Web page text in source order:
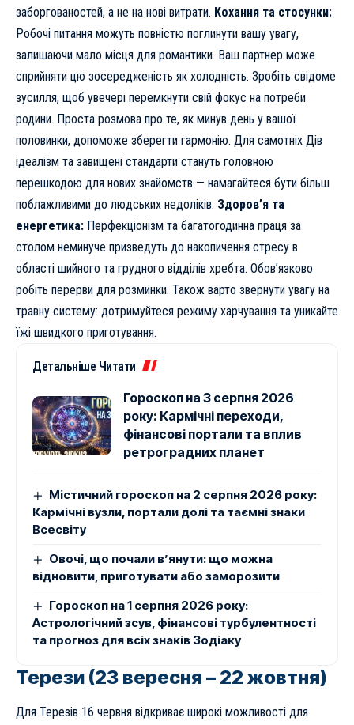
заборгованостей, а не на нові витрати. Кохання та стосунки:
Робочі питання можуть повністю поглинути вашу увагу,
залишаючи мало місця для романтики. Ваш партнер може
сприйняти цю зосередженість як холодність. Зробіть свідоме
зусилля, щоб увечері перемкнути свій фокус на потреби
родини. Проста розмова про те, як минув день у вашої
половинки, допоможе зберегти гармонію. Для самотніх Дів
ідеалізм та завищені стандарти стануть головною
перешкодою для нових знайомств — намагайтеся бути більш
поблажливими до людських недоліків. Здоров’я та
енергетика: Перфекціонізм та багатогодинна праця за
столом неминуче призведуть до накопичення стресу в
області шийного та грудного відділів хребта. Обов’язково
робіть перерви для розминки. Також варто звернути увагу на
травну систему: дотримуйтеся режиму харчування та уникайте
їжі швидкого приготування.
Детальніше Читати
Гороскоп на 3 серпня 2026
року: Кармічні переходи,
фінансові портали та вплив
ретроградних планет
Містичний гороскоп на 2 серпня 2026 року:
Кармічні вузли, портали долі та таємні знаки
Всесвіту
Овочі, що почали в’янути: що можна
відновити, приготувати або заморозити
Гороскоп на 1 серпня 2026 року:
Астрологічний зсув, фінансові турбулентності
та прогноз для всіх знаків Зодіаку
Терези (23 вересня – 22 жовтня)
Для Терезів 16 червня відкриває широкі можливості для